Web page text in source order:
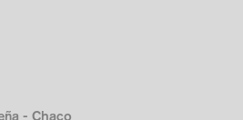
- Chaco